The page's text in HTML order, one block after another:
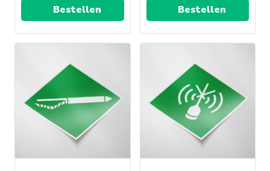
Bestellen Bestellen